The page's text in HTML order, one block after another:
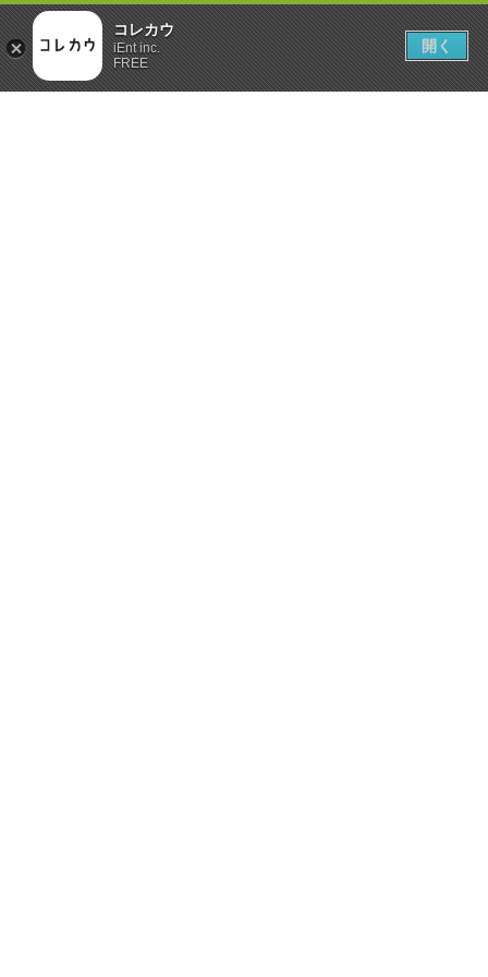
コレカウ
iEnt inc.
FREE
開く